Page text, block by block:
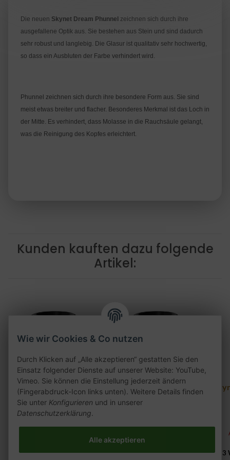
Die neuen Skynet Dream Phunnel zeichnen sich durch ihre
ausgefallene Optik aus. Sie bestehen aus Stein und sind dadurch
sehr robust und langlebig. Die Glasur ist qualitativ sehr hochwertig,
so dass ein Ausbluten der Farbe verhindert wird.
Phunnel zeichnen sich durch ihre besondere Form aus. Sie sind
meist etwas breiter und flacher. Besonderes Merkmal ist das Loch in
der Mitte. Es verhindert, dass Molasse in die Rauchsäule gelangt,
was die Reinigung des Kopfes erleichtert.
Kunden kauften dazu folgende
Artikel:
Holster Grp 2.0 200g
27,90 €*
Holster !ce Kaktuz
2 - 3
Wie wir Cookies & Co nutzen
Durch Klicken auf „Alle akzeptieren“ gestatten Sie den
Einsatz folgender Dienste auf unserer Website: YouTube,
Vimeo. Sie können die Einstellung jederzeit ändern
(Fingerabdruck-Icon links unten). Weitere Details finden
Sie unter Konfigurieren und in unserer
Datenschutzerklärung.
Alle akzeptieren